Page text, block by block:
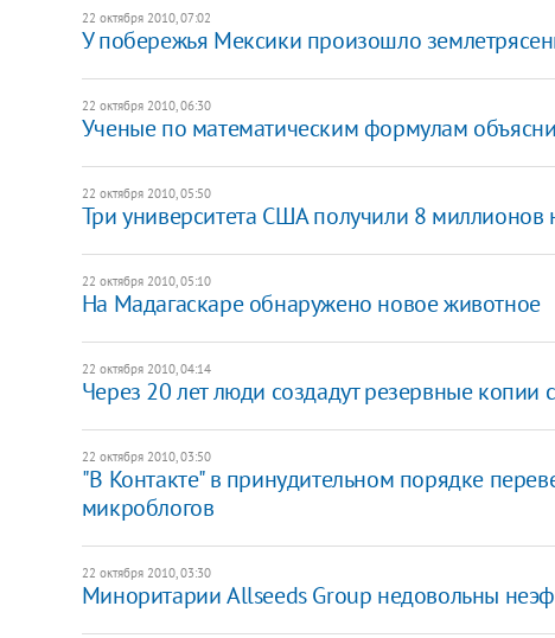
22 октября 2010, 07:02
У побережья Мексики произошло
22 октября 2010, 06:30
Ученые по математическим формулам
22 октября 2010, 05:50
Три университета США получили 8 миллионов
22 октября 2010, 05:10
На Мадагаскаре обнаружено новое животное
22 октября 2010, 04:14
Через 20 лет люди создадут резервные копии
22 октября 2010, 03:50
"В Контакте" в принудительном порядке
микроблогов
22 октября 2010, 03:30
Миноритарии Allseeds Group недовольны